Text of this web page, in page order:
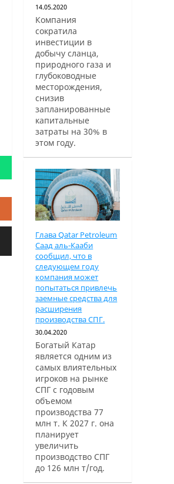
14.05.2020
Компания
сократила
инвестиции в
добычу сланца,
природного газа и
глубоководные
месторождения,
снизив
запланированные
капитальные
затраты на 30% в
этом году.
Глава Qatar Petroleum
Саад аль-Кааби
сообщил, что в
следующем году
компания может
попытаться привлечь
заемные средства для
расширения
производства СПГ.
30.04.2020
Богатый Катар
является одним из
самых влиятельных
игроков на рынке
СПГ с годовым
объемом
производства 77
млн т. К 2027 г. она
планирует
увеличить
производство СПГ
до 126 млн т/год.